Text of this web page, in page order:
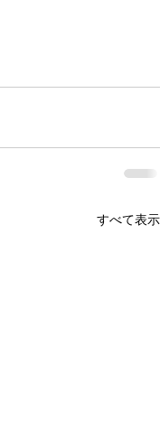
すべて表示